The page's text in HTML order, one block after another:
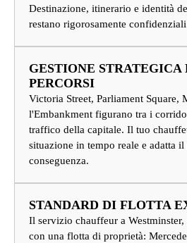
Destinazione, itinerario e identità
restano rigorosamente
GESTIONE STRATEGICA
PERCORSI
Victoria Street, Parliament Square,
l'Embankment figurano tra i
traffico della capitale. Il tuo
situazione in tempo reale e adatta
conseguenza.
STANDARD DI FLOTTA
Il servizio chauffeur a
con una flotta di proprietà: